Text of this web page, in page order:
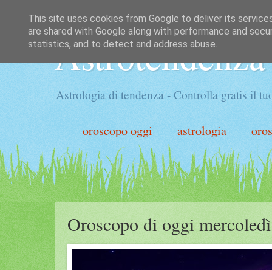
Astrotendenza
Astrologia di tendenza - Controlla gratis il
oroscopo oggi astrologia
Oroscopo di oggi
This site uses cookies from Google to deliver its
are shared with Google along with performance and
statistics, and to detect and address abuse.